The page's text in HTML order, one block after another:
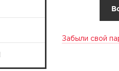
Забыли свой